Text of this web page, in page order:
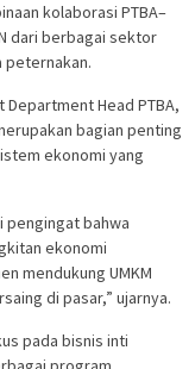
kolaborasi PTBA–
dari berbagai sektor
peternakan.
Head PTBA,
bagian penting
ekonomi yang
pengingat bahwa
ekonomi
mendukung UMKM
di pasar,” ujarnya.
pada bisnis inti